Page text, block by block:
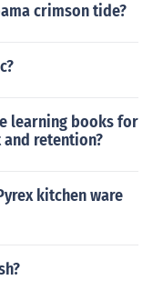
crimson tide?
learning books for
retention?
kitchen ware